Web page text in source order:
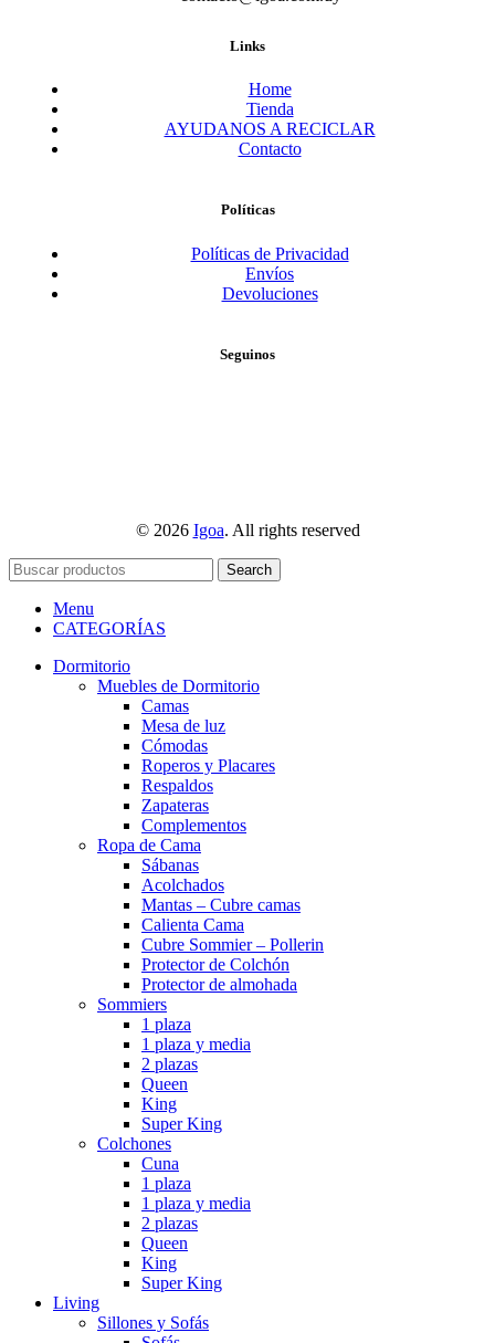
Links
Home
Tienda
AYUDANOS A RECICLAR
Contacto
Políticas
Políticas de Privacidad
Envíos
Devoluciones
Seguinos
© 2026 Igoa. All rights reserved
Search
Menu
CATEGORÍAS
Dormitorio
Muebles de Dormitorio
Camas
Mesa de luz
Cómodas
Roperos y Placares
Respaldos
Zapateras
Complementos
Ropa de Cama
Sábanas
Acolchados
Mantas – Cubre camas
Calienta Cama
Cubre Sommier – Pollerin
Protector de Colchón
Protector de almohada
Sommiers
1 plaza
1 plaza y media
2 plazas
Queen
King
Super King
Colchones
Cuna
1 plaza
1 plaza y media
2 plazas
Queen
King
Super King
Living
Sillones y Sofás